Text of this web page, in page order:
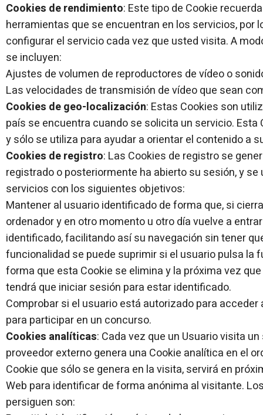
Cookies de rendimiento: Este tipo de Cookie
herramientas que se encuentran en los servicios, por
configurar el servicio cada vez que usted visita. A
se incluyen:
Ajustes de volumen de reproductores de vídeo o
Las velocidades de transmisión de vídeo que sean
Cookies de geo-localización: Estas Cookies son
país se encuentra cuando se solicita un servicio.
y sólo se utiliza para ayudar a orientar el contenido a
Cookies de registro: Las Cookies de registro se
registrado o posteriormente ha abierto su sesión, y
servicios con los siguientes objetivos:
Mantener al usuario identificado de forma que, si
ordenador y en otro momento u otro día vuelve a
identificado, facilitando así su navegación sin tener
funcionalidad se puede suprimir si el usuario pulsa la
forma que esta Cookie se elimina y la próxima vez
tendrá que iniciar sesión para estar identificado.
Comprobar si el usuario está autorizado para
para participar en un concurso.
Cookies analíticas: Cada vez que un Usuario visita
proveedor externo genera una Cookie analítica en el
Cookie que sólo se genera en la visita, servirá en
Web para identificar de forma anónima al visitante.
persiguen son: